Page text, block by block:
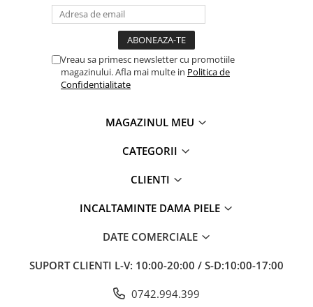
Vreau sa primesc newsletter cu promotiile
magazinului. Afla mai multe in Politica de
Confidentialitate
MAGAZINUL MEU
CATEGORII
CLIENTI
INCALTAMINTE DAMA PIELE
DATE COMERCIALE
SUPORT CLIENTI L-V: 10:00-20:00 / S-D:10:00-17:00
0742.994.399